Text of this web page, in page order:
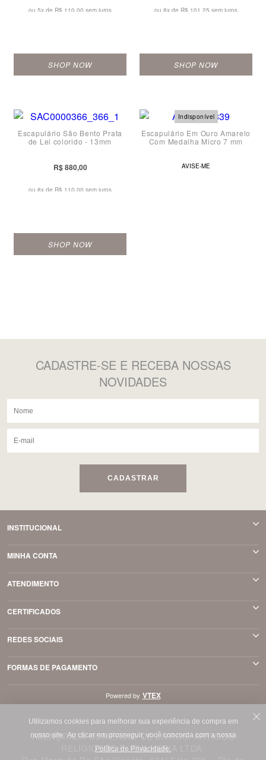
ou 5x de R$ 110,00 sem juros
SHOP NOW
ou 8x de R$ 101,25 sem juros
SHOP NOW
Escapulário São Bento Prata
de Lei colorido - 13mm
R$ 880,00
ou 8x de R$ 110,00 sem juros
SHOP NOW
Escapulário Em Ouro Amarelo
Com Medalha Micro 7 mm
AVISE-ME
CADASTRE-SE E RECEBA NOSSAS
NOVIDADES
CADASTRAR
INSTITUCIONAL
MINHA CONTA
ATENDIMENTO
CERTIFICADOS
REDES SOCIAIS
FORMAS DE PAGAMENTO
Powered by VTEX
ABENÇOADA COMÉRCIO DE LIVROS, ARTIGOS
RELIGIOSOS E JOALHERIA LTDA.
Utilizamos cookies para melhorar sua experiência de compra em
nosso site. Ao clicar em prosseguir, você concorda com a nossa
Política de Privacidade.